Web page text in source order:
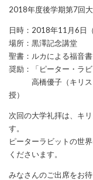
2018年度後学期第7回
日時：2018年11月6日
場所：黒澤記念講堂
聖書：ルカによる福音
奨励：「ピーター・ラ
高橋優子（キリスト
授）
次回の大学礼拝は、キ
す。
ピーターラビットの世
くださいます。
みなさんのご出席をお待